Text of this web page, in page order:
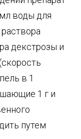
воды для
декстрозы и
в 1
1 г и
путем